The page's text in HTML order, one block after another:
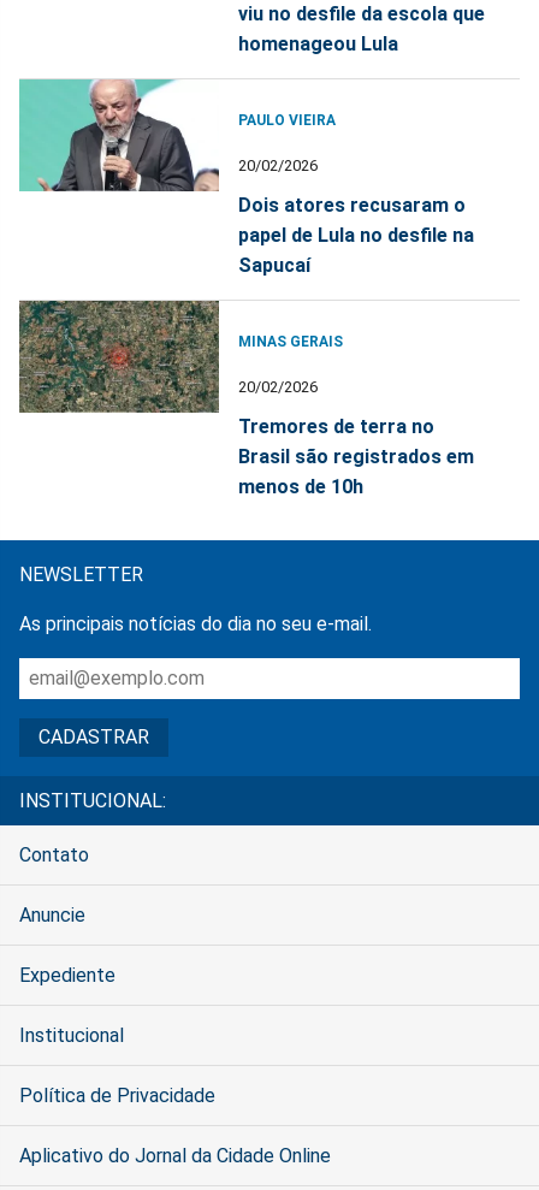
viu no desfile da escola que
homenageou Lula
PAULO VIEIRA
20/02/2026
Dois atores recusaram o
papel de Lula no desfile na
Sapucaí
MINAS GERAIS
20/02/2026
Tremores de terra no
Brasil são registrados em
menos de 10h
NEWSLETTER
As principais notícias do dia no seu e-mail.
INSTITUCIONAL:
Contato
Anuncie
Expediente
Institucional
Política de Privacidade
Aplicativo do Jornal da Cidade Online